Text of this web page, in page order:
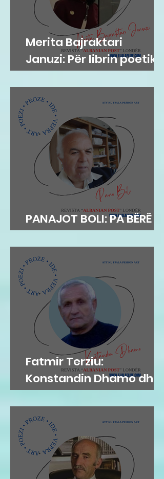
Merita Bajraktari
Januzi: Për librin poetik
”Teh nate” të Hazir
Mehmetit
PANAJOT BOLI: PA BËRË
MEKAT...
Fatmir Terziu:
Konstandin Dhamo dhe
diksursi i variacionit